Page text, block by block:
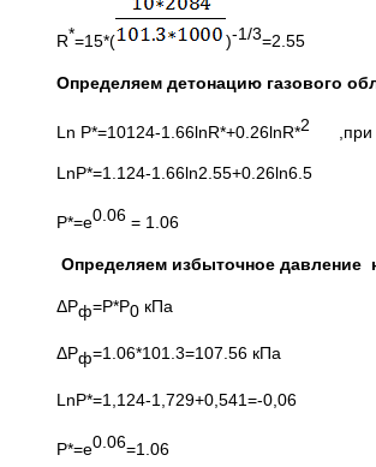
R*=15*( )-1/3=2.55
Определяем детонацию газового
Ln P*=10124-1.66lnR*+0.26lnR*2 ,при
LnP*=1.124-1.66ln2.55+0.26ln6.5
P*=e0.06 = 1.06
Определяем избыточное давление
ΔРф=Р*Р0 кПа
ΔРф=1.06*101.3=107.56 кПа
LnP*=1,124-1,729+0,541=-0,06
P*=e0.06=1.06